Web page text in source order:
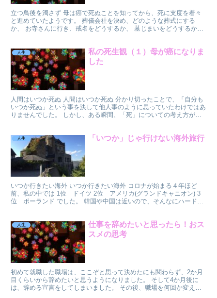
立つ鳥後を濁さず 母は癌で死ぬことを知ってから、死に支度を着々
と進めていたようです。 葬儀会社を決め、どのような葬式にする
か、 お寺さんに行き、戒名をどうするか、 墓じまいをどうするか、
人生
私の死生観（１）母が癌になりま
した
人間はいつか死ぬ 人間はいつか死ぬ 分かり切ったことで、「自分も
いつか死ぬ」という事を決して他人事のように思っていたわけではあ
りませんでした。 しかし、ある瞬間、「死」についての考え方がガ
人生 「いつか」じゃ行けない海外旅行
いつか行きたい海外 いつか行きたい海外 コロナが始まる４年ほど
前、私の中では 1位 ドイツ 2位 アメリカ(グランドキャニオン) 3
位 ポーランド でした。 韓国や中国は近いので、そんなにハードル
人生
仕事を辞めたいと思ったら！おス
スメの思考
初めて就職した職場は、ここぞと思って決めたにも関わらず、2か月
目くらいから辞めたいと思うようになりました。 そして4か月後に
は、辞める宣言をしてしまいました。 その後、職場を何回か変え、